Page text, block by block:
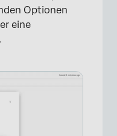
Optionen
eine
.